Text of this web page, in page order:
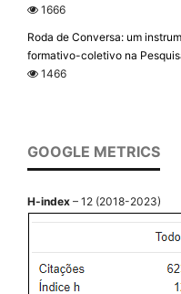
1666
Roda de Conversa: um
formativo-coletivo na
1466
GOOGLE METRICS
H-index – 12 (2018-2023)